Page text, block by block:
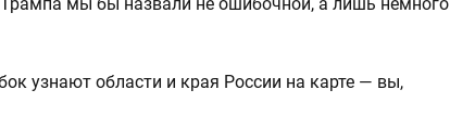
узнают области и края России на карте — вы,